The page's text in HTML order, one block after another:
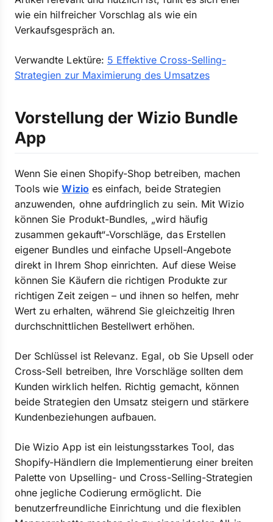
wie ein hilfreicher Vorschlag als wie ein
Verkaufsgespräch an.
Verwandte Lektüre: 5 Effektive Cross-Selling-
Strategien zur Maximierung des Umsatzes
Vorstellung der Wizio Bundle
App
Wenn Sie einen Shopify-Shop betreiben, machen
Tools wieWizioes einfach, beide Strategien
anzuwenden, ohne aufdringlich zu sein. Mit Wizio
können Sie Produkt-Bundles, „wird häufig
zusammen gekauft“-Vorschläge, das Erstellen
eigener Bundles und einfache Upsell-Angebote
direkt in Ihrem Shop einrichten. Auf diese Weise
können Sie Käufern die richtigen Produkte zur
richtigen Zeit zeigen – und ihnen so helfen, mehr
Wert zu erhalten, während Sie gleichzeitig Ihren
durchschnittlichen Bestellwert erhöhen.
Der Schlüssel ist Relevanz. Egal, ob Sie Upsell oder
Cross-Sell betreiben, Ihre Vorschläge sollten dem
Kunden wirklich helfen. Richtig gemacht, können
beide Strategien den Umsatz steigern und stärkere
Kundenbeziehungen aufbauen.
Die Wizio App ist ein leistungsstarkes Tool, das
Shopify-Händlern die Implementierung einer breiten
Palette von Upselling- und Cross-Selling-Strategien
ohne jegliche Codierung ermöglicht. Die
benutzerfreundliche Einrichtung und die flexiblen